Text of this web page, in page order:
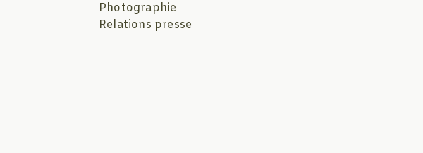
Photographie
Relations presse